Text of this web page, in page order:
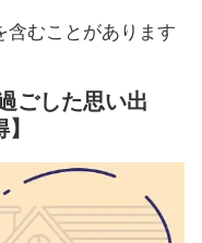
むことがあります
ごした思い出